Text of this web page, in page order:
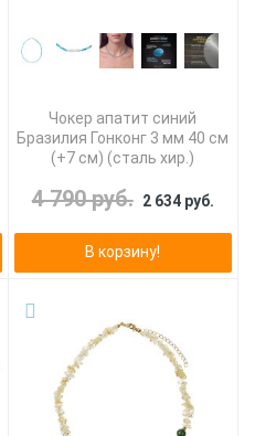
Чокер апатит синий
Бразилия Гонконг 3 мм 40 см
(+7 см) (сталь хир.)
4 790 руб. 2 634 руб.
В корзину!